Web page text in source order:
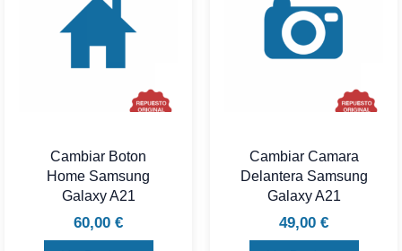
Cambiar Boton
Home Samsung
Galaxy A21
60,00 €
Cambiar Camara
Delantera Samsung
Galaxy A21
49,00 €